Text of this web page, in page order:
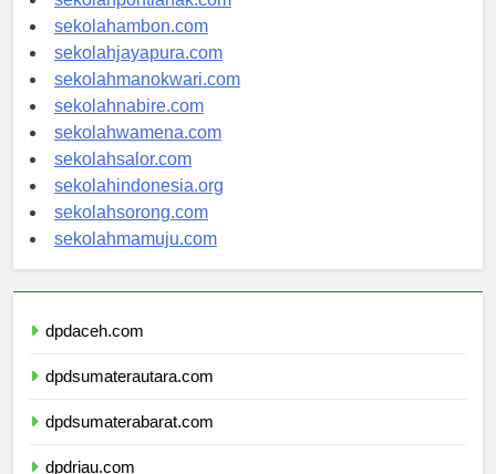
sekolahpontianak.com
sekolahambon.com
sekolahjayapura.com
sekolahmanokwari.com
sekolahnabire.com
sekolahwamena.com
sekolahsalor.com
sekolahindonesia.org
sekolahsorong.com